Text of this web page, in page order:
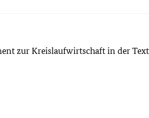
zur Kreislaufwirtschaft in der